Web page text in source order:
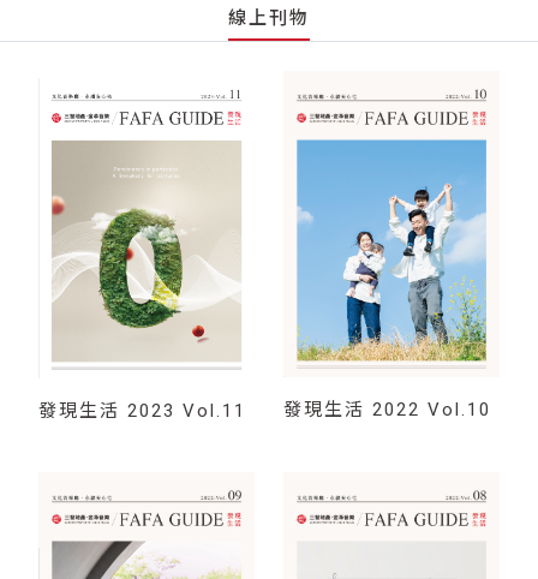
線上刊物
發現生活 2023 Vol.11 發現生活 2022 Vol.10